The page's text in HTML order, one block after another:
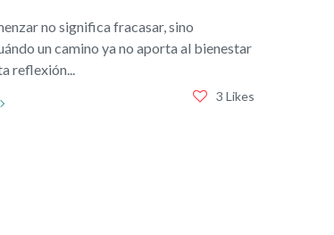
no significa fracasar, sino
un camino ya no aporta al bienestar
reflexión...
3 Likes